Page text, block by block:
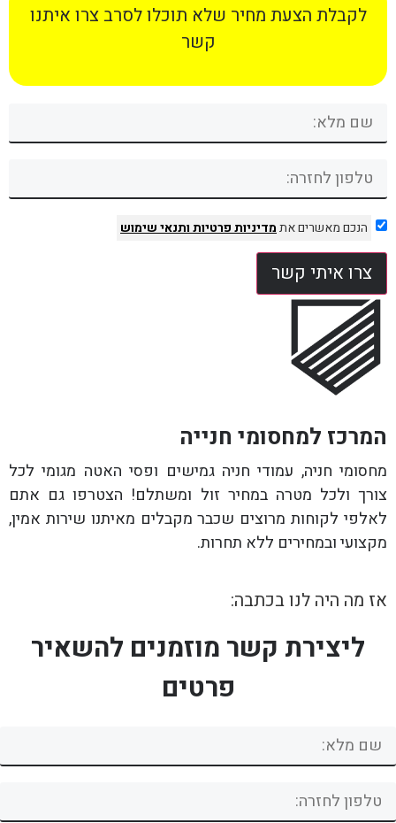
לקבלת הצעת מחיר שלא תוכלו לסרב צרו איתנו
קשר
הנכם מאשרים אתמדיניות פרטיותותנאי שימוש
צרו איתי קשר
המרכז למחסומי חנייה
מחסומי חניה, עמודי חניה גמישים ופסי האטה מגומי לכל
צורך ולכל מטרה במחיר זול ומשתלם! הצטרפו גם אתם
לאלפי לקוחות מרוצים שכבר מקבלים מאיתנו שירות אמין,
מקצועי ובמחירים ללא תחרות.
אז מה היה לנו בכתבה:
ליצירת קשר מוזמנים להשאיר
פרטים